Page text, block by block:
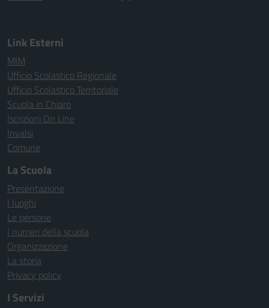
Link Esterni
MIM
Ufficio Scolastico Regionale
Ufficio Scolastico Territoriale
Scuola in Chiaro
Iscrizioni On Line
Invalsi
Comune
La Scuola
Presentazione
I luoghi
Le persone
I numeri della scuola
Organizzazione
La storia
Privacy policy
I Servizi